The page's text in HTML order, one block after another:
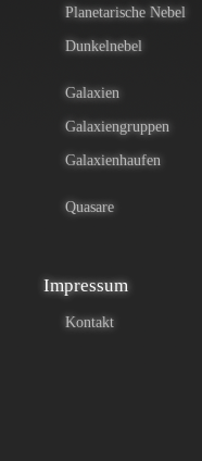
Planetarische Nebel
Dunkelnebel
Galaxien
Galaxiengruppen
Galaxienhaufen
Quasare
Impressum
Kontakt